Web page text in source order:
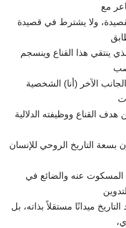
مع
ولا يشترط في قصيدة
ينتقي هذا القناع وينسجم
الآخر (أنا) الشخصية
القناع ووظيفته الدلالية
التاريخ الروحي للإنسان
المسكوت عنه والضائع في
ميدانًا مستقلاً بذاته، بل